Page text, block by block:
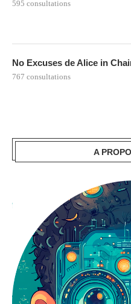
595 consultations
No Excuses de Alice in
767 consultations
A